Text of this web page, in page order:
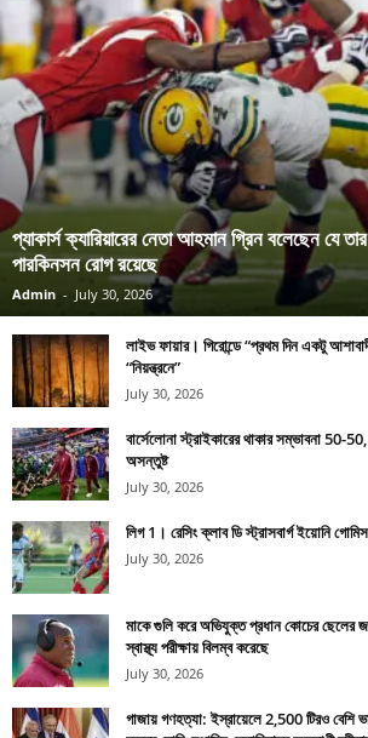
প্যাকার্স ক্যারিয়ারের নেতা আহমান গ্রিন বলেছেন যে তার
পারকিনসন রোগ রয়েছে
Admin - July 30, 2026
লাইভ ফায়ার। গিরোন্ডে “প্রথম দিন একটু
“নিয়ন্ত্রনে”
July 30, 2026
বার্সেলোনা স্ট্রাইকারের থাকার সম্ভাবনা 50-
অসন্তুষ্ট
July 30, 2026
লিগ 1। রেসিং ক্লাব ডি স্ট্রাসবার্গ ইয়োনি
July 30, 2026
মাকে গুলি করে অভিযুক্ত প্রধান কোচের ছেলের
স্বাস্থ্য পরীক্ষায় বিলম্ব করেছে
July 30, 2026
গাজায় গণহত্যা: ইস্রায়েলে 2,500 টিরও বেশি